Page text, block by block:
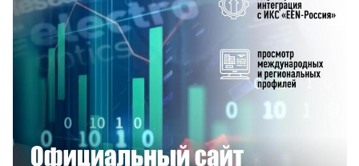
Смотреть проект